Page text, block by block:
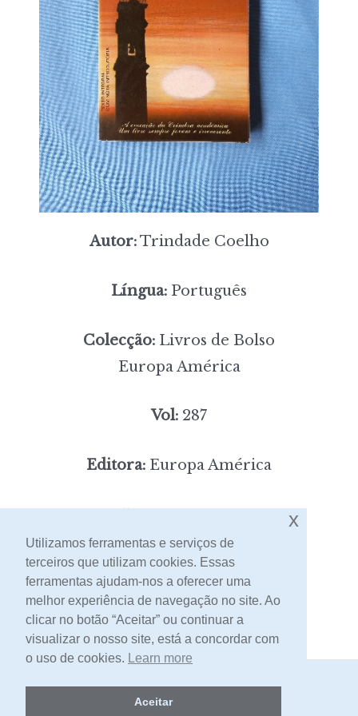
Autor:Trindade Coelho
Língua: Português
Colecção: Livros de Bolso
Europa América
Vol: 287
Editora: Europa América
[portes incluídos]
Contacto
2026 -Livraria Egrégora
Utilizamos ferramentas e serviços de
terceiros que utilizam cookies. Essas
ferramentas ajudam-nos a oferecer uma
melhor experiência de navegação no site. Ao
clicar no botão “Aceitar” ou continuar a
visualizar o nosso site, está a concordar com
o uso de cookies. Learn more
Aceitar
x